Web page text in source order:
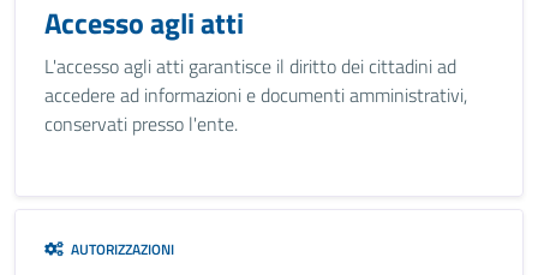
Accesso agli atti
L'accesso agli atti garantisce il diritto dei cittadini ad
accedere ad informazioni e documenti amministrativi,
conservati presso l'ente.
AUTORIZZAZIONI